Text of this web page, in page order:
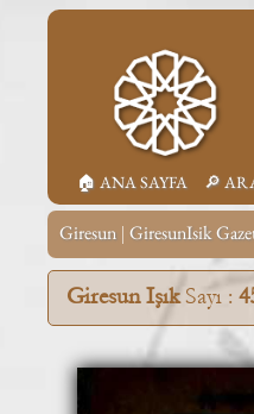
🏠︎ ANA SAYFA 🔎︎
Giresun | GiresunIsik
Giresun IşıkSayı :